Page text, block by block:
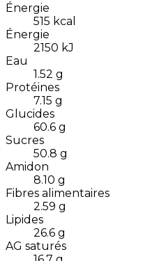
Énergie
515 kcal
Énergie
2150 kJ
Eau
1.52 g
Protéines
7.15 g
Glucides
60.6 g
Sucres
50.8 g
Amidon
8.10 g
Fibres alimentaires
2.59 g
Lipides
26.6 g
AG saturés